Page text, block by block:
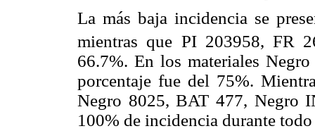
La más baja incidencia se
mientras que PI 203958, FR
66.7%. En los materiales
porcentaje fue del 75%.
Negro 8025, BAT 477, Negro
100% de incidencia durante